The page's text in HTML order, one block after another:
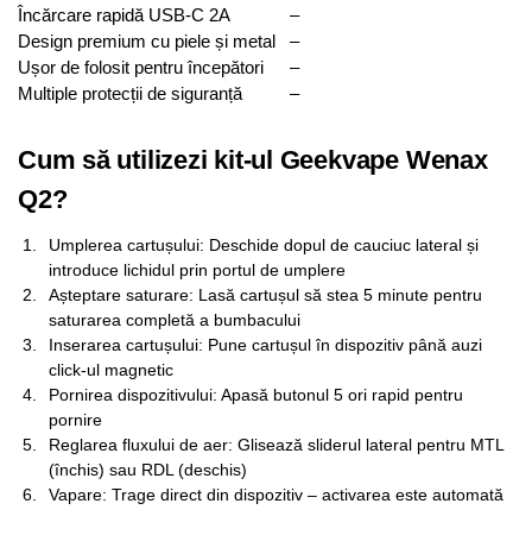
Încărcare rapidă USB-C 2A
–
Design premium cu piele și metal
–
Ușor de folosit pentru începători
–
Multiple protecții de siguranță
–
Cum să utilizezi kit-ul Geekvape Wenax
Q2?
Umplerea cartușului: Deschide dopul de cauciuc lateral și
introduce lichidul prin portul de umplere
Așteptare saturare: Lasă cartușul să stea 5 minute pentru
saturarea completă a bumbacului
Inserarea cartușului: Pune cartușul în dispozitiv până auzi
click-ul magnetic
Pornirea dispozitivului: Apasă butonul 5 ori rapid pentru
pornire
Reglarea fluxului de aer: Glisează sliderul lateral pentru MTL
(închis) sau RDL (deschis)
Vapare: Trage direct din dispozitiv – activarea este automată